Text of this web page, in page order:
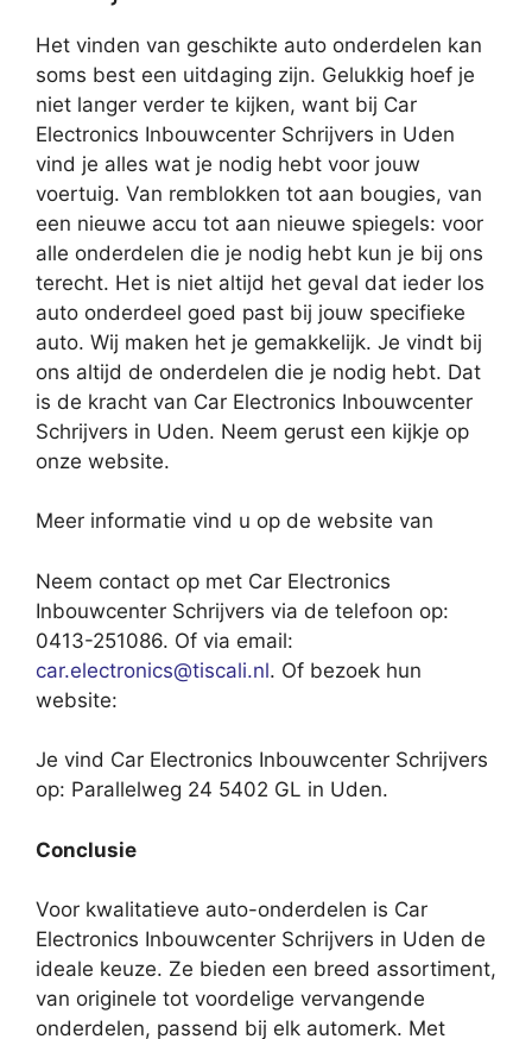
Het vinden van geschikte auto onderdelen kan
soms best een uitdaging zijn. Gelukkig hoef je
niet langer verder te kijken, want bij Car
Electronics Inbouwcenter Schrijvers in Uden
vind je alles wat je nodig hebt voor jouw
voertuig. Van remblokken tot aan bougies, van
een nieuwe accu tot aan nieuwe spiegels: voor
alle onderdelen die je nodig hebt kun je bij ons
terecht. Het is niet altijd het geval dat ieder los
auto onderdeel goed past bij jouw specifieke
auto. Wij maken het je gemakkelijk. Je vindt bij
ons altijd de onderdelen die je nodig hebt. Dat
is de kracht van Car Electronics Inbouwcenter
Schrijvers in Uden. Neem gerust een kijkje op
onze website.
Meer informatie vind u op de website van
Neem contact op met Car Electronics
Inbouwcenter Schrijvers via de telefoon op:
0413-251086. Of via email:
car.electronics@tiscali.nl. Of bezoek hun
website:
Je vind Car Electronics Inbouwcenter Schrijvers
op: Parallelweg 24 5402 GL in Uden.
Conclusie
Voor kwalitatieve auto-onderdelen is Car
Electronics Inbouwcenter Schrijvers in Uden de
ideale keuze. Ze bieden een breed assortiment,
van originele tot voordelige vervangende
onderdelen, passend bij elk automerk. Met